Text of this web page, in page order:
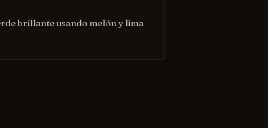
brillante usando melón y lima